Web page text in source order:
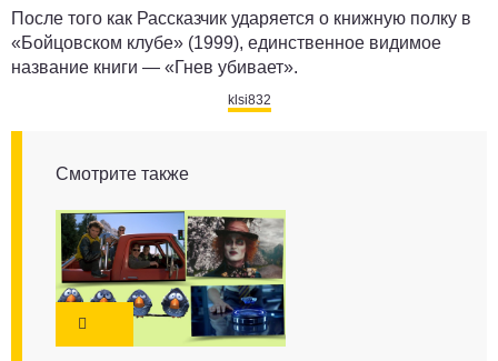
После того как Рассказчик ударяется о книжную полку в
«Бойцовском клубе» (1999), единственное видимое
название книги — «Гнев убивает».
klsi832
Смотрите также